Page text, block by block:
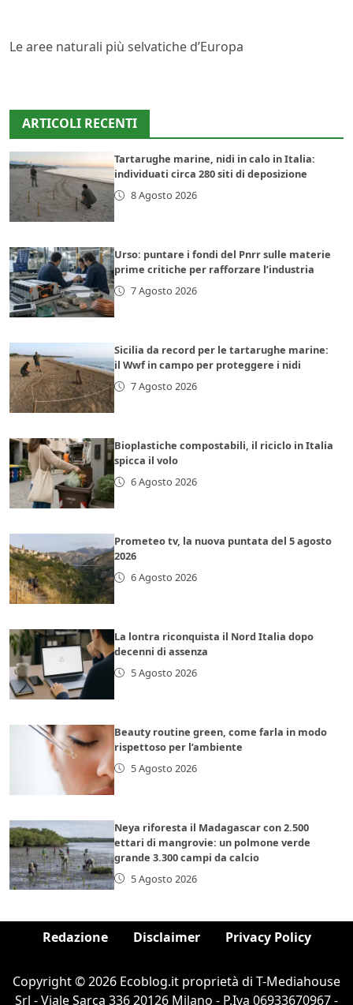
Le aree naturali più selvatiche d’Europa
ARTICOLI RECENTI
Tartarughe marine, nidi in calo in Italia:
individuati circa 280 siti di deposizione
8 Agosto 2026
Urso: puntare i fondi del Pnrr sulle materie
prime critiche per rafforzare l’industria
7 Agosto 2026
Sicilia da record per le tartarughe marine:
il Wwf in campo per proteggere i nidi
7 Agosto 2026
Bioplastiche compostabili, il riciclo in Italia
spicca il volo
6 Agosto 2026
Prometeo tv, la nuova puntata del 5 agosto
2026
6 Agosto 2026
La lontra riconquista il Nord Italia dopo
decenni di assenza
5 Agosto 2026
Beauty routine green, come farla in modo
rispettoso per l’ambiente
5 Agosto 2026
Neya riforesta il Madagascar con 2.500
ettari di mangrovie: un polmone verde
grande 3.300 campi da calcio
5 Agosto 2026
Redazione Disclaimer Privacy Policy
Copyright © 2026 Ecoblog.it proprietà di T-Mediahouse
Srl - Viale Sarca 336 20126 Milano - P.Iva 06933670967 -